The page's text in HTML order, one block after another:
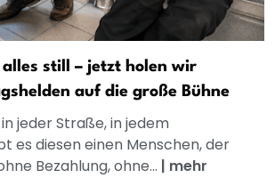
still – jetzt holen wir
auf die große Bühne
jeder Straße, in jedem
es diesen einen Menschen, der
Bezahlung, ohne... | mehr